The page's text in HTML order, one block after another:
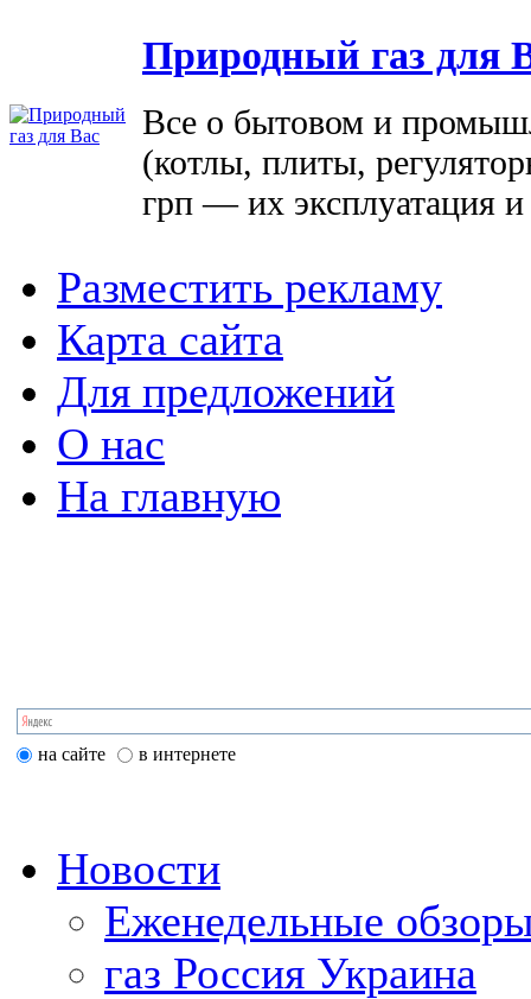
Природный газ для
Все о бытовом и
(котлы, плиты,
грп — их эксплуатация
Разместить рекламу
Карта сайта
Для предложений
О нас
На главную
на сайте в интернете
Новости
Еженедельные
газ Россия Украина